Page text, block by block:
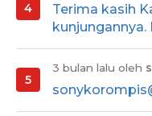
Terima kasih
kunjungannya.
3 bulan lalu oleh